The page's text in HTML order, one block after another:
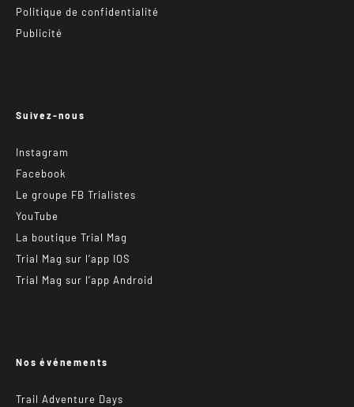
Politique de confidentialité
Publicité
Suivez-nous
Instagram
Facebook
Le groupe FB Trialistes
YouTube
La boutique Trial Mag
Trial Mag sur l’app IOS
Trial Mag sur l’app Android
Nos événements
Trail Adventure Days